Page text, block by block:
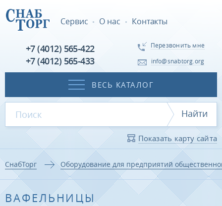
Сервис О нас Контакты
+7 (4012) 565-422
+7 (4012) 565-433
Перезвонить мне
info@snabtorg.org
ВЕСЬ КАТАЛОГ
Найти
Показать карту сайта
СнабТорг Оборудование для предприятий
ВАФЕЛЬНИЦЫ